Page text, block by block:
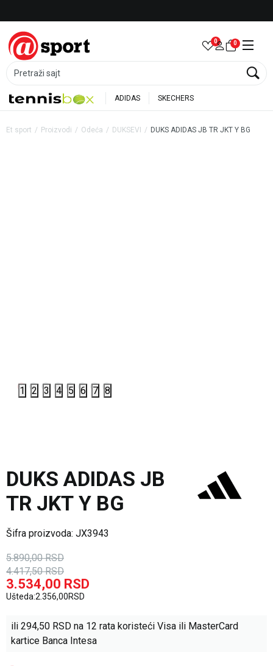
Pretraži sajt
0 0
ADIDAS SKECHERS
Et sport Proizvodi Odeća DUKSEVI DUKS ADIDAS JB TR JKT Y BG
1 2 3 4 5 6 7 8
DUKS ADIDAS JB
TR JKT Y BG
Šifra proizvoda: JX3943
5.890,00 RSD
4.417,50 RSD
3.534,00 RSD
Ušteda:2.356,00RSD
ili 294,50 RSD na 12 rata koristeći Visa ili MasterCard
kartice Banca Intesa